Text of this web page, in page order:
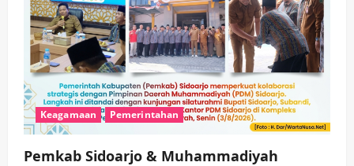
Keagamaan Pemerintahan
Pemkab Sidoarjo & Muhammadiyah